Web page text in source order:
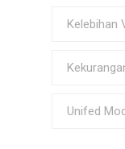
Kelebihan
Unifed